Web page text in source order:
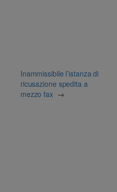
Inammissibile l’istanza di
ricusazione spedita a
mezzo fax →